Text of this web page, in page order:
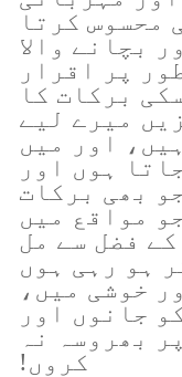
محسوس کرتا
بچانے والا
پر اقرار
برکات کا
میرے لیے
اور میں
ہوں اور
بھی برکات
مواقع میں
فضل سے مل
ہو رہی ہوں
خوشی میں،
جانوں اور
بھروسہ نہ
کروں!